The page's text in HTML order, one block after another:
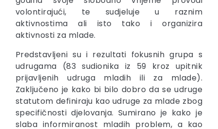
volontirajući, te sudjeluje u raznim
aktivnostima ali isto tako i organizira
aktivnosti za mlade.
Predstavljeni su i rezultati fokusnih grupa s
udrugama (83 sudionika iz 59 kroz upitnik
prijavljenih udruga mladih ili za mlade).
Zaključeno je kako bi bilo dobro da se udruge
statutom definiraju kao udruge za mlade zbog
specifičnosti djelovanja. Sumirano je kako je
slaba informiranost mladih problem, a kao